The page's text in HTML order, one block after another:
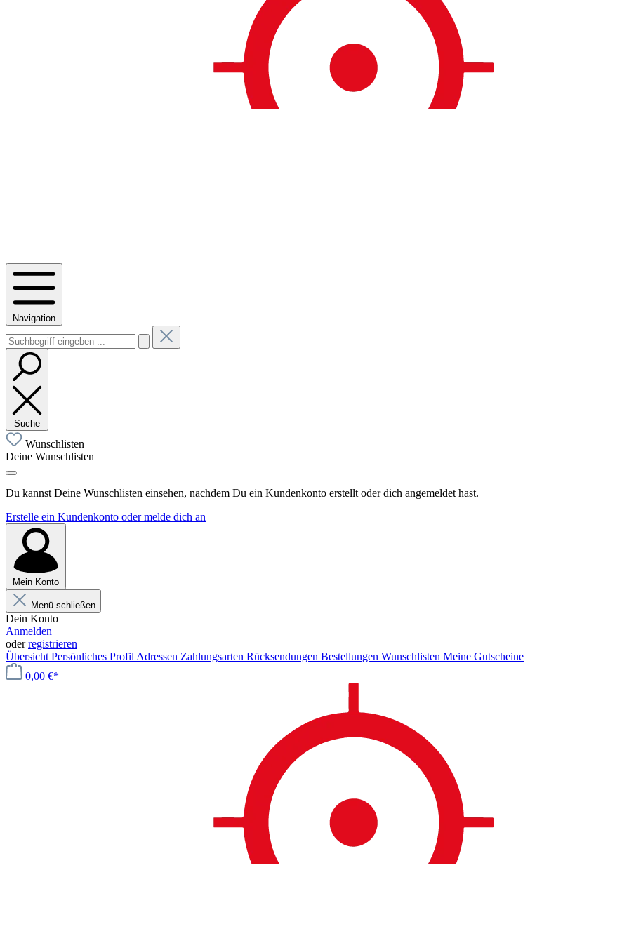
Navigation
Suche
Wunschlisten
Deine Wunschlisten
Du kannst Deine Wunschlisten einsehen, nachdem Du ein Kundenkonto erstellt oder dich angemeldet hast.
Erstelle ein Kundenkonto oder melde dich an
Mein Konto
Menü schließen
Dein Konto
Anmelden
oderregistrieren
Übersicht Persönliches Profil Adressen Zahlungsarten Rücksendungen Bestellungen Wunschlisten Meine Gutscheine
0,00 €*